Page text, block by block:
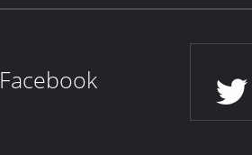
Facebook